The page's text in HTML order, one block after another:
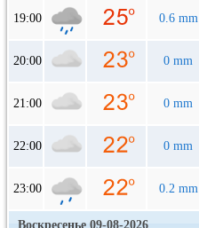
19:00 0.6 mm
20:00 0 mm
21:00 0 mm
22:00 0 mm
23:00 0.2 mm
Воскресенье 09-08-2026